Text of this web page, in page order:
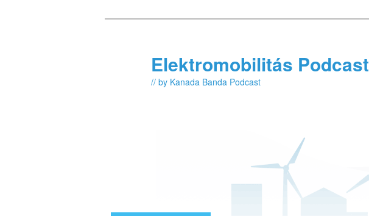
Elektromobilitás Podcast
// by Kanada Banda Podcast